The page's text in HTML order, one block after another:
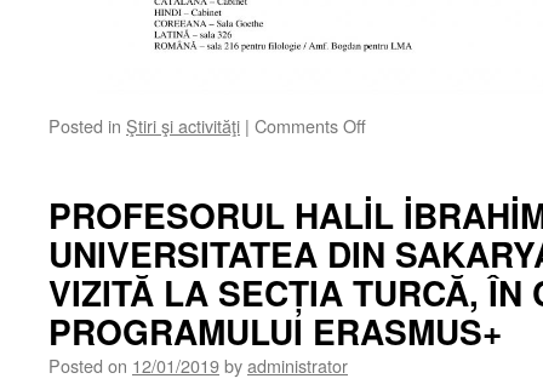
Posted in Ştiri şi activităţi | Comments Offon
DIN
SESIUNEA
DE
IARNĂ
2019-
2020
PROFESORUL HALİL
UNIVERSITATEA DIN
VIZITĂ LA SECȚIA TURCĂ, ÎN
PROGRAMULUI ERASMUS+
Posted on 12/01/2019byadministrator